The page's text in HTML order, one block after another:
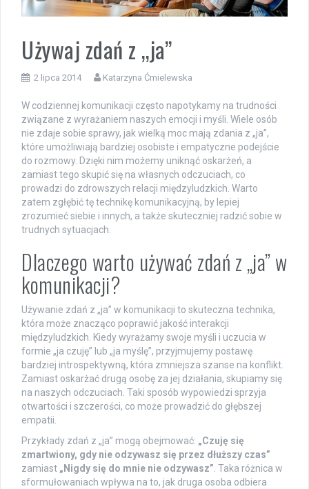
Używaj zdań z „ja”
2 lipca 2014 Katarzyna Ćmielewska
W codziennej komunikacji często napotykamy na trudności
związane z wyrażaniem naszych emocji i myśli. Wiele osób
nie zdaje sobie sprawy, jak wielką moc mają zdania z „ja”,
które umożliwiają bardziej osobiste i empatyczne podejście
do rozmowy. Dzięki nim możemy uniknąć oskarżeń, a
zamiast tego skupić się na własnych odczuciach, co
prowadzi do zdrowszych relacji międzyludzkich. Warto
zatem zgłębić tę technikę komunikacyjną, by lepiej
zrozumieć siebie i innych, a także skuteczniej radzić sobie w
trudnych sytuacjach.
Dlaczego warto używać zdań z „ja” w
komunikacji?
Używanie zdań z „ja” w komunikacji to skuteczna technika,
która może znacząco poprawić jakość interakcji
międzyludzkich. Kiedy wyrażamy swoje myśli i uczucia w
formie „ja czuję” lub „ja myślę”, przyjmujemy postawę
bardziej introspektywną, która zmniejsza szanse na konflikt.
Zamiast oskarżać drugą osobę za jej działania, skupiamy się
na naszych odczuciach. Taki sposób wypowiedzi sprzyja
otwartości i szczerości, co może prowadzić do głębszej
empatii.
Przykłady zdań z „ja” mogą obejmować: „Czuję się
zmartwiony, gdy nie odzywasz się przez dłuższy czas”
zamiast „Nigdy się do mnie nie odzywasz”. Taka różnica w
sformułowaniach wpływa na to, jak druga osoba odbiera